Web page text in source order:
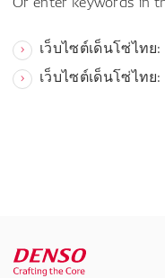
เว็บไซต์เด็นโซ่ไทย:
เว็บไซต์เด็นโซ่ไทย: